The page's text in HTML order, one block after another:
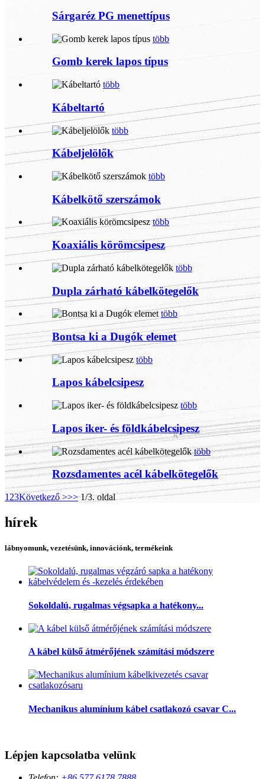
Sárgaréz PG menettípus
több
Gomb kerek lapos típus
több
Kábeltartó
több
Kábeljelölők
több
Kábelkötő szerszámok
több
Koaxiális körömcsipesz
több
Dupla zárható kábelkötegelők
több
Bontsa ki a Dugók elemet
több
Lapos kábelcsipesz
több
Lapos iker- és földkábelcsipesz
több
Rozsdamentes acél kábelkötegelők
1 23Következő >>> 1/3. oldal
hírek
lábnyomunk, vezetésünk, innovációnk, termékeink
Sokoldalú, rugalmas végsapka a hatékony...
A kábel külső átmérőjének számítási módszere
Mechanikus alumínium kábel csatlakozó csavar C...
Lépjen kapcsolatba velünk